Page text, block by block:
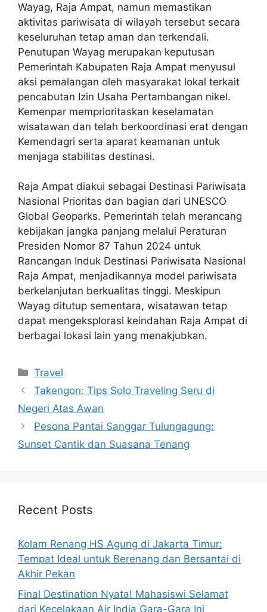
Wayag, Raja Ampat, namun memastikan
aktivitas pariwisata di wilayah tersebut secara
keseluruhan tetap aman dan terkendali.
Penutupan Wayag merupakan keputusan
Pemerintah Kabupaten Raja Ampat menyusul
aksi pemalangan oleh masyarakat lokal terkait
pencabutan Izin Usaha Pertambangan nikel.
Kemenpar memprioritaskan keselamatan
wisatawan dan telah berkoordinasi erat dengan
Kemendagri serta aparat keamanan untuk
menjaga stabilitas destinasi.
Raja Ampat diakui sebagai Destinasi Pariwisata
Nasional Prioritas dan bagian dari UNESCO
Global Geoparks. Pemerintah telah merancang
kebijakan jangka panjang melalui Peraturan
Presiden Nomor 87 Tahun 2024 untuk
Rancangan Induk Destinasi Pariwisata Nasional
Raja Ampat, menjadikannya model pariwisata
berkelanjutan berkualitas tinggi. Meskipun
Wayag ditutup sementara, wisatawan tetap
dapat mengeksplorasi keindahan Raja Ampat di
berbagai lokasi lain yang menakjubkan.
Categories
Travel
Takengon: Tips Solo Traveling Seru di
Negeri Atas Awan
Pesona Pantai Sanggar Tulungagung:
Sunset Cantik dan Suasana Tenang
Recent Posts
Kolam Renang HS Agung di Jakarta Timur:
Tempat Ideal untuk Berenang dan Bersantai di
Akhir Pekan
Final Destination Nyata! Mahasiswi Selamat
dari Kecelakaan Air India Gara-Gara Ini